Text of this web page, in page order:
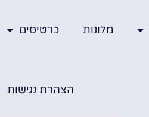
מלונות כרטיסים
הצהרת נגישות